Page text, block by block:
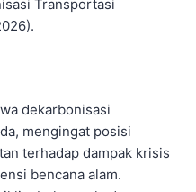
Transportasi
dekarbonisasi
mengingat posisi
terhadap dampak krisis
bencana alam.